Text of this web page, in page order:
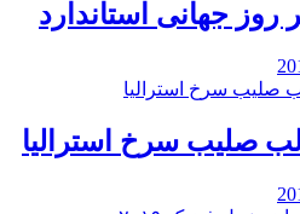
صلیب سرخ استرالیا